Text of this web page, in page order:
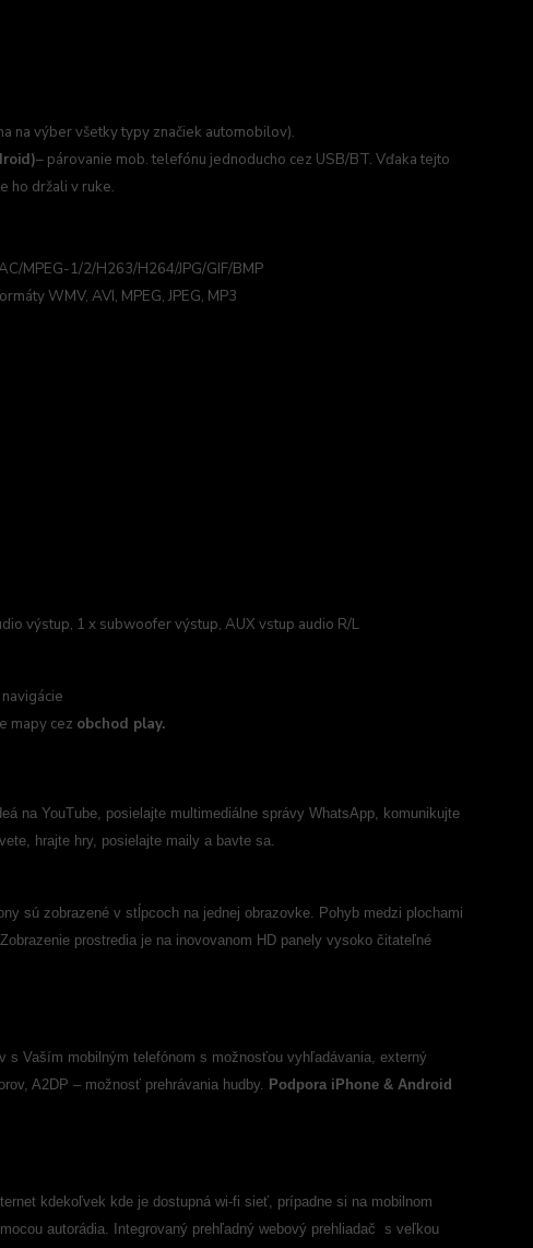
na výber všetky typy značiek automobilov).
– párovanie mob. telefónu jednoducho cez USB/BT. Vďaka tejto
ho držali v ruke.
MPEG-1/2/H263/H264/JPG/GIF/BMP
WMV, AVI, MPEG, JPEG, MP3
výstup, 1 x subwoofer výstup, AUX vstup audio R/L
mapy cez obchod play.
na YouTube, posielajte multimediálne správy WhatsApp, komunikujte
hrajte hry, posielajte maily a bavte sa.
sú zobrazené v stĺpcoch na jednej obrazovke. Pohyb medzi plochami
prostredia je na inovovanom HD panely vysoko čitateľné
s Vaším mobilným telefónom s možnosťou vyhľadávania, externý
A2DP – možnosť prehrávania hudby. Podpora iPhone & Android
kdekoľvek kde je dostupná wi-fi sieť, prípadne si na mobilnom
autorádia. Integrovaný prehľadný webový prehliadač s veľkou